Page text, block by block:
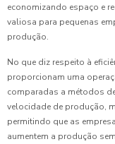
economizando espaço e
valiosa para pequenas
produção.
No que diz respeito à
proporcionam uma
comparadas a métodos
velocidade de produção,
permitindo que as
aumentem a produção